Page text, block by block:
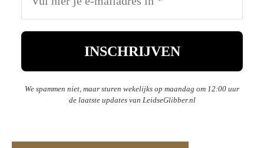
We spammen niet, maar sturen wekelijks op maandag om 12:00 uur
de laatste updates van LeidseGlibber.nl